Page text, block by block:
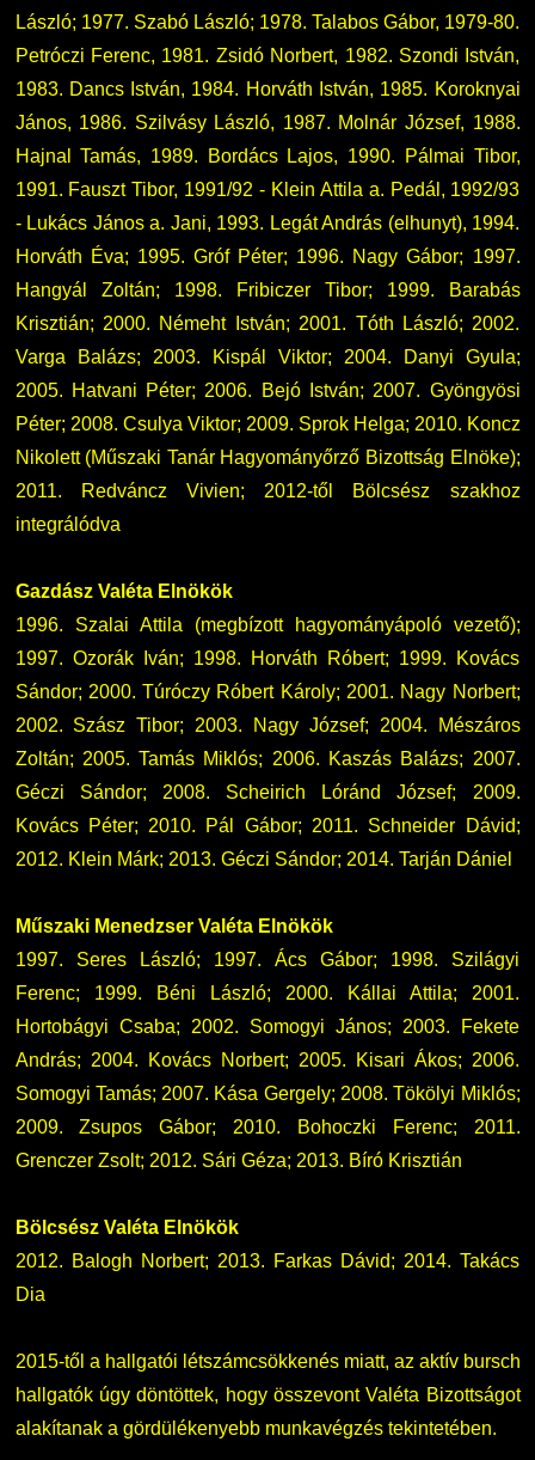
László; 1977. Szabó László; 1978. Talabos Gábor, 1979-80.
Petróczi Ferenc, 1981. Zsidó Norbert, 1982. Szondi István,
1983. Dancs István, 1984. Horváth István, 1985. Koroknyai
János, 1986. Szilvásy László, 1987. Molnár József, 1988.
Hajnal Tamás, 1989. Bordács Lajos, 1990. Pálmai Tibor,
1991. Fauszt Tibor, 1991/92 - Klein Attila a. Pedál, 1992/93
- Lukács János a. Jani, 1993. Legát András (elhunyt), 1994.
Horváth Éva; 1995. Gróf Péter; 1996. Nagy Gábor; 1997.
Hangyál Zoltán; 1998. Fribiczer Tibor; 1999. Barabás
Krisztián; 2000. Némeht István; 2001. Tóth László; 2002.
Varga Balázs; 2003. Kispál Viktor; 2004. Danyi Gyula;
2005. Hatvani Péter; 2006. Bejó István; 2007. Gyöngyösi
Péter; 2008. Csulya Viktor; 2009. Sprok Helga; 2010. Koncz
Nikolett (Műszaki Tanár Hagyományőrző Bizottság Elnöke);
2011. Redváncz Vivien; 2012-től Bölcsész szakhoz
integrálódva
Gazdász Valéta Elnökök
1996. Szalai Attila (megbízott hagyományápoló vezető);
1997. Ozorák Iván; 1998. Horváth Róbert; 1999. Kovács
Sándor; 2000. Túróczy Róbert Károly; 2001. Nagy Norbert;
2002. Szász Tibor; 2003. Nagy József; 2004. Mészáros
Zoltán; 2005. Tamás Miklós; 2006. Kaszás Balázs; 2007.
Géczi Sándor; 2008. Scheirich Lóránd József; 2009.
Kovács Péter; 2010. Pál Gábor; 2011. Schneider Dávid;
2012. Klein Márk; 2013. Géczi Sándor; 2014. Tarján Dániel
Műszaki Menedzser Valéta Elnökök
1997. Seres László; 1997. Ács Gábor; 1998. Szilágyi
Ferenc; 1999. Béni László; 2000. Kállai Attila; 2001.
Hortobágyi Csaba; 2002. Somogyi János; 2003. Fekete
András; 2004. Kovács Norbert; 2005. Kisari Ákos; 2006.
Somogyi Tamás; 2007. Kása Gergely; 2008. Tökölyi Miklós;
2009. Zsupos Gábor; 2010. Bohoczki Ferenc; 2011.
Grenczer Zsolt; 2012. Sári Géza; 2013. Bíró Krisztián
Bölcsész Valéta Elnökök
2012. Balogh Norbert; 2013. Farkas Dávid; 2014. Takács
Dia
2015-től a hallgatói létszámcsökkenés miatt, az aktív bursch
hallgatók úgy döntöttek, hogy összevont Valéta Bizottságot
alakítanak a gördülékenyebb munkavégzés tekintetében.